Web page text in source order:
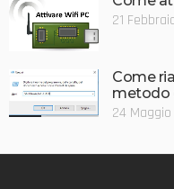
21
Come
metodo
24 Maggio